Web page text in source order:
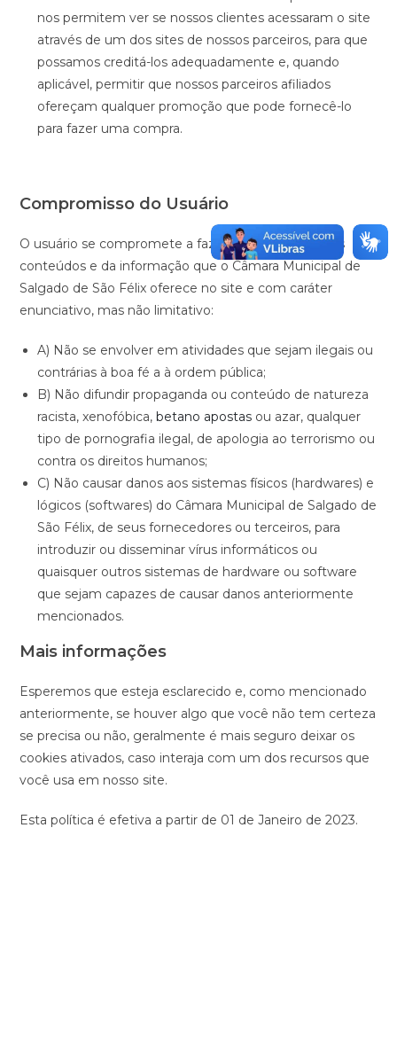
nos permitem ver se nossos clientes acessaram o site
através de um dos sites de nossos parceiros, para que
possamos creditá-los adequadamente e, quando
aplicável, permitir que nossos parceiros afiliados
ofereçam qualquer promoção que pode fornecê-lo
para fazer uma compra.
Compromisso do Usuário
O usuário se compromete a fazer uso adequado dos
conteúdos e da informação que o Câmara Municipal de
Salgado de São Félix oferece no site e com caráter
enunciativo, mas não limitativo:
A) Não se envolver em atividades que sejam ilegais ou
contrárias à boa fé a à ordem pública;
B) Não difundir propaganda ou conteúdo de natureza
racista, xenofóbica,betano apostas ou azar, qualquer
tipo de pornografia ilegal, de apologia ao terrorismo ou
contra os direitos humanos;
C) Não causar danos aos sistemas físicos (hardwares) e
lógicos (softwares) do Câmara Municipal de Salgado de
São Félix, de seus fornecedores ou terceiros, para
introduzir ou disseminar vírus informáticos ou
quaisquer outros sistemas de hardware ou software
que sejam capazes de causar danos anteriormente
mencionados.
Mais informações
Esperemos que esteja esclarecido e, como mencionado
anteriormente, se houver algo que você não tem certeza
se precisa ou não, geralmente é mais seguro deixar os
cookies ativados, caso interaja com um dos recursos que
você usa em nosso site.
Esta política é efetiva a partir de 01 de Janeiro de 2023.